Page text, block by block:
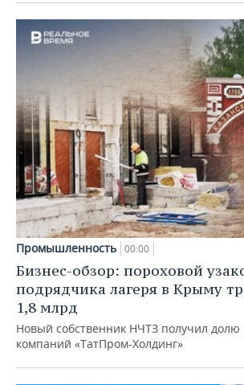
Промышленность 00:00
Бизнес-обзор: пороховой
подрядчика лагеря в Крыму
1,8 млрд
Новый собственник НЧТЗ получил долю
компаний «ТатПром-Холдинг»